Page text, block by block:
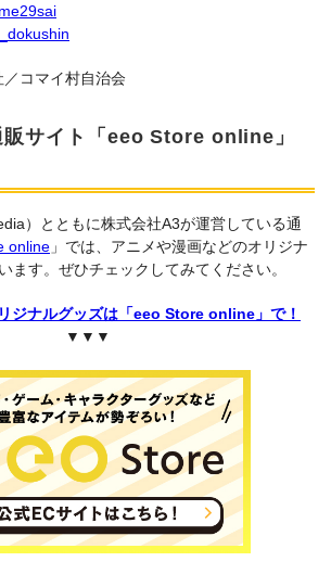
コマイ村自治会
販サイト「eeo Store online」
）とともに株式会社A3が運営している通
online 」では、アニメや漫画などのオリジナ
ます。ぜひチェックしてみてください。
ジナルグッズは「eeo Store online」で！
▼▼▼